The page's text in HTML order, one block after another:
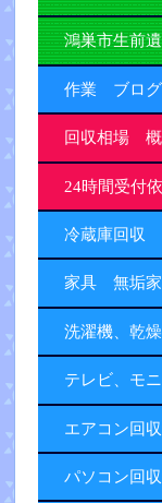
鴻巣市生前
作業 ブログ
回収相場
24時間受付
冷蔵庫回収
家具 無垢家
洗濯機、乾
テレビ、モ
エアコン回
パソコン回